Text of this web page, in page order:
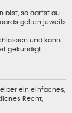
bist, so darfst du
gelten jeweils
und kann
gekündigt
ein einfaches,
Recht,